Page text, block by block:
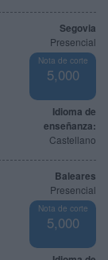
Segovia
Presencial
Nota de corte
5,000
Idioma de
enseñanza:
Castellano
Baleares
Presencial
Nota de corte
5,000